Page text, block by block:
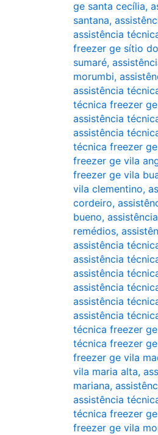
ge santa cecília,
santana,
assistência
freezer ge sítio
sumaré,
morumbi,
assistência
técnica freezer
assistência
assistência
técnica freezer
freezer ge vila
freezer ge vila
vila clementino,
cordeiro,
bueno,
remédios,
assistência
assistência
assistência
assistência
assistência
assistência
técnica freezer
técnica freezer
freezer ge vila
vila maria alta,
mariana,
assistência
técnica freezer
freezer ge vila